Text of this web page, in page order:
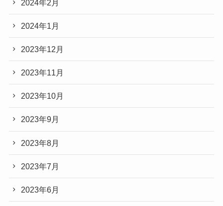
2024年2月
2024年1月
2023年12月
2023年11月
2023年10月
2023年9月
2023年8月
2023年7月
2023年6月